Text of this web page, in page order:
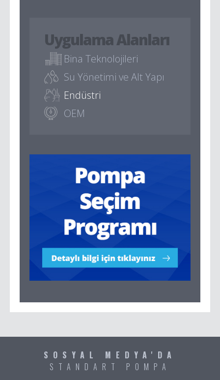
Uygulama Alanları
Bina Teknolojileri
Su Yönetimi ve Alt Yapı
Endüstri
OEM
SOSYAL MEDYA'DA
STANDART POMPA